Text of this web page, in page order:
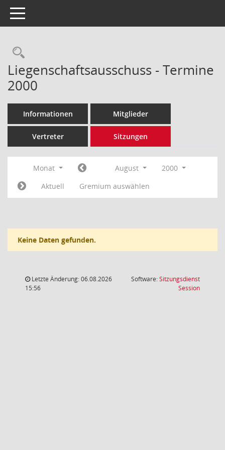
Toggle navigation
Rechercheauswahl
Liegenschaftsausschuss - Termine
2000
Informationen Mitglieder
Vertreter Sitzungen
Monat August
2000
Aktuell
Gremium auswählen
Keine Daten gefunden.
Letzte Änderung: 06.08.2026
15:56
Software:Sitzungsdienst
Session(Wird in